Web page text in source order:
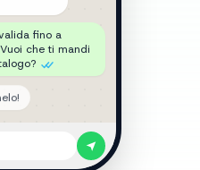
fino a
che ti mandi